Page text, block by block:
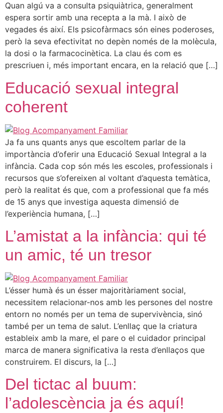
Quan algú va a consulta psiquiàtrica, generalment
espera sortir amb una recepta a la mà. I això de
vegades és així. Els psicofàrmacs són eines poderoses,
però la seva efectivitat no depèn només de la molècula,
la dosi o la farmacocinètica. La clau és com es
prescriuen i, més important encara, en la relació que […]
Educació sexual integral
coherent
Ja fa uns quants anys que escoltem parlar de la
importància d’oferir una Educació Sexual Integral a la
infància. Cada cop són més les escoles, professionals i
recursos que s’ofereixen al voltant d’aquesta temàtica,
però la realitat és que, com a professional que fa més
de 15 anys que investiga aquesta dimensió de
l’experiència humana, […]
L’amistat a la infància: qui té
un amic, té un tresor
L’ésser humà és un ésser majoritàriament social,
necessitem relacionar-nos amb les persones del nostre
entorn no només per un tema de supervivència, sinó
també per un tema de salut. L’enllaç que la criatura
estableix amb la mare, el pare o el cuidador principal
marca de manera significativa la resta d’enllaços que
construirem. El discurs, la […]
Del tictac al buum:
l’adolescència ja és aquí!